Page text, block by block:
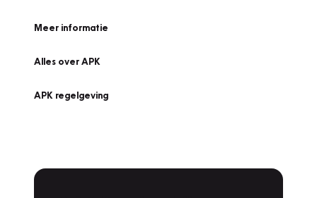
Meer informatie
Alles over APK
APK regelgeving